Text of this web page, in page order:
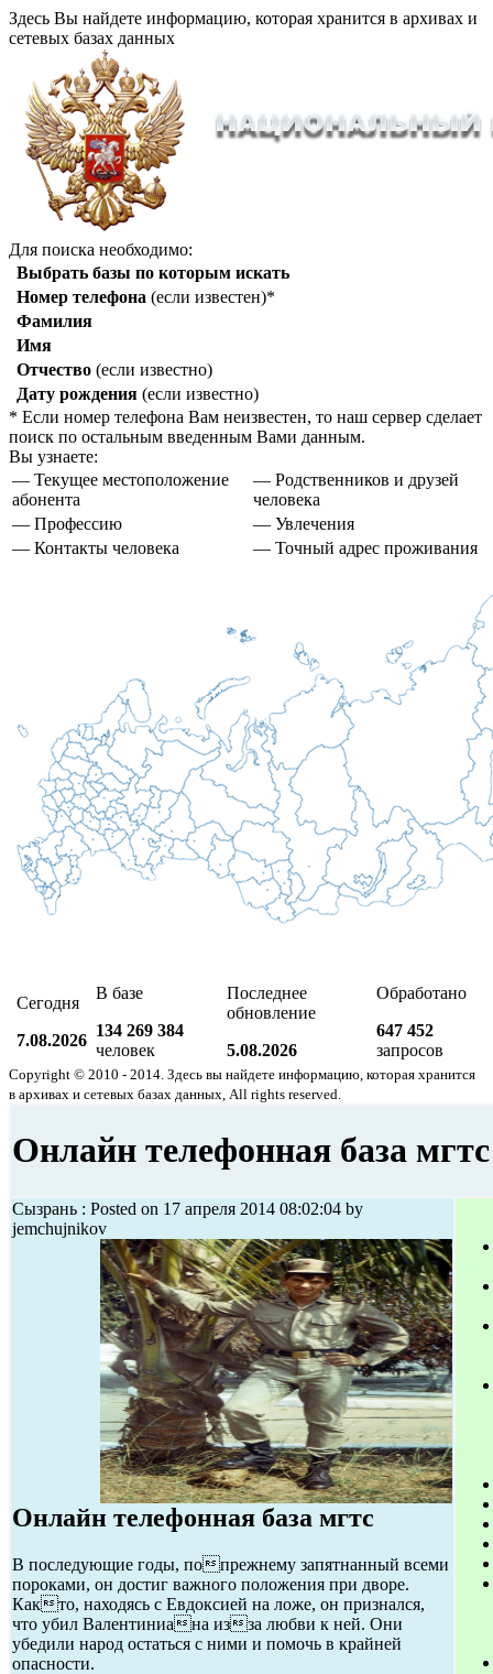
Здесь Вы найдете информацию, которая хранится в архивах и
сетевых базах данных
Для поиска необходимо:
Выбрать базы по которым искать
Номер телефона (если известен)*
Фамилия
Имя
Отчество (если известно)
Дату рождения (если известно)
* Если номер телефона Вам неизвестен, то наш сервер сделает
поиск по остальным введенным Вами данным.
Вы узнаете:
— Текущее местоположение
абонента
— Родственников и друзей
человека
— Профессию
— Увлечения
— Контакты человека
— Точный адрес проживания
Сегодня
7.08.2026
В базе
134 269 384
человек
Последнее
обновление
5.08.2026
Обработано
647 452
запросов
Copyright © 2010 - 2014. Здесь вы найдете информацию, которая хранится
в архивах и сетевых базах данных, All rights reserved.
Онлайн телефонная база мгтс
Сызрань : Posted on 17 апреля 2014 08:02:04 by
jemchujnikov
Онлайн телефонная база мгтс
В последующие годы, попрежнему запятнанный всеми
пороками, он достиг важного положения при дворе.
Както, находясь с Евдоксией на ложе, он признался,
что убил Валентиниана изза любви к ней. Они
убедили народ остаться с ними и помочь в крайней
опасности.